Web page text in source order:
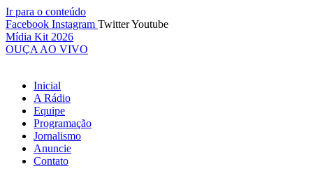
Ir para o conteúdo
Facebook Instagram TwitterYoutube
Mídia Kit 2026
OUÇA AO VIVO
Inicial
A Rádio
Equipe
Programação
Jornalismo
Anuncie
Contato